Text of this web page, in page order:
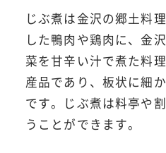
じぶ煮は金沢の郷土料
した鴨肉や鶏肉に、金
菜を甘辛い汁で煮た料
産品であり、板状に細
です。じぶ煮は料亭や
うことができます。